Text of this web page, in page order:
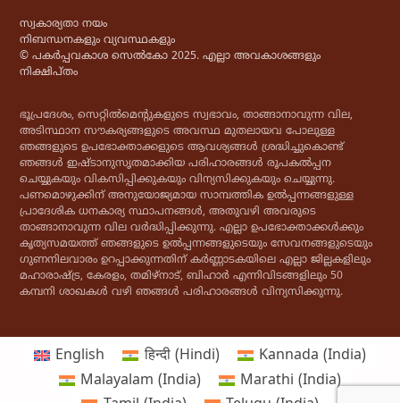
സ്വകാര്യതാ നയം
നിബന്ധനകളും വ്യവസ്ഥകളും
© പകർപ്പവകാശ സെൽകോ 2025. എല്ലാ അവകാശങ്ങളും
നിക്ഷിപ്തം
ഭൂപ്രദേശം, സെറ്റിൽമെൻ്റുകളുടെ സ്വഭാവം, താങ്ങാനാവുന്ന വില,
അടിസ്ഥാന സൗകര്യങ്ങളുടെ അവസ്ഥ മുതലായവ പോലുള്ള
ഞങ്ങളുടെ ഉപഭോക്താക്കളുടെ ആവശ്യങ്ങൾ ശ്രദ്ധിച്ചുകൊണ്ട്
ഞങ്ങൾ ഇഷ്ടാനുസൃതമാക്കിയ പരിഹാരങ്ങൾ രൂപകൽപ്പന
ചെയ്യുകയും വികസിപ്പിക്കുകയും വിന്യസിക്കുകയും ചെയ്യുന്നു.
പണമൊഴുക്കിന് അനുയോജ്യമായ സാമ്പത്തിക ഉൽപ്പന്നങ്ങളുള്ള
പ്രാദേശിക ധനകാര്യ സ്ഥാപനങ്ങൾ, അതുവഴി അവരുടെ
താങ്ങാനാവുന്ന വില വർദ്ധിപ്പിക്കുന്നു. എല്ലാ ഉപഭോക്താക്കൾക്കും
കൃത്യസമയത്ത് ഞങ്ങളുടെ ഉൽപ്പന്നങ്ങളുടെയും സേവനങ്ങളുടെയും
ഗുണനിലവാരം ഉറപ്പാക്കുന്നതിന് കർണ്ണാടകയിലെ എല്ലാ ജില്ലകളിലും
മഹാരാഷ്ട്ര, കേരളം, തമിഴ്‌നാട്, ബിഹാർ എന്നിവിടങ്ങളിലും 50
കമ്പനി ശാഖകൾ വഴി ഞങ്ങൾ പരിഹാരങ്ങൾ വിന്യസിക്കുന്നു.
English हिन्दी(Hindi)
Kannada (India)
Malayalam (India)
Marathi (India)